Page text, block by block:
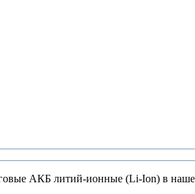
АКБ литий-ионные (Li-Ion) в